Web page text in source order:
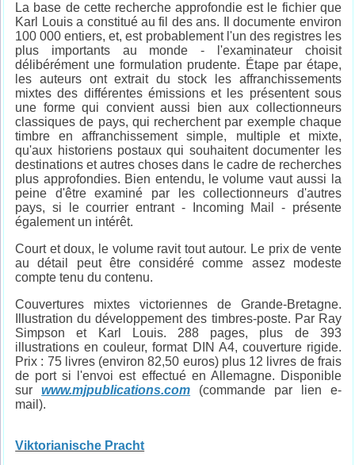
La base de cette recherche approfondie est le fichier que
Karl Louis a constitué au fil des ans. Il documente environ
100 000 entiers, et, est probablement l'un des registres les
plus importants au monde - l'examinateur choisit
délibérément une formulation prudente. Étape par étape,
les auteurs ont extrait du stock les affranchissements
mixtes des différentes émissions et les présentent sous
une forme qui convient aussi bien aux collectionneurs
classiques de pays, qui recherchent par exemple chaque
timbre en affranchissement simple, multiple et mixte,
qu'aux historiens postaux qui souhaitent documenter les
destinations et autres choses dans le cadre de recherches
plus approfondies. Bien entendu, le volume vaut aussi la
peine d'être examiné par les collectionneurs d'autres
pays, si le courrier entrant - Incoming Mail - présente
également un intérêt.
Court et doux, le volume ravit tout autour. Le prix de vente
au détail peut être considéré comme assez modeste
compte tenu du contenu.
Couvertures mixtes victoriennes de Grande-Bretagne.
Illustration du développement des timbres-poste. Par Ray
Simpson et Karl Louis. 288 pages, plus de 393
illustrations en couleur, format DIN A4, couverture rigide.
Prix : 75 livres (environ 82,50 euros) plus 12 livres de frais
de port si l'envoi est effectué en Allemagne. Disponible
surwww.mjpublications.com (commande par lien e-
mail).
Viktorianische Pracht